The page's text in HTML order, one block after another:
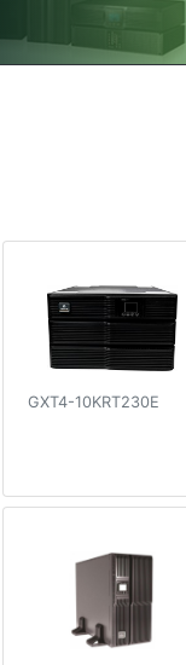
GXT4-10KRT230E